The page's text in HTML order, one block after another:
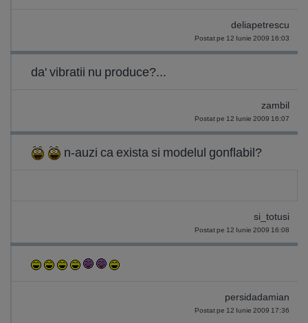
deliapetrescu
Postat pe 12 Iunie 2009 16:03
da' vibratii nu produce?...
zambil
Postat pe 12 Iunie 2009 16:07
n-auzi ca exista si modelul gonflabil?
si_totusi
Postat pe 12 Iunie 2009 16:08
persidadamian
Postat pe 12 Iunie 2009 17:36